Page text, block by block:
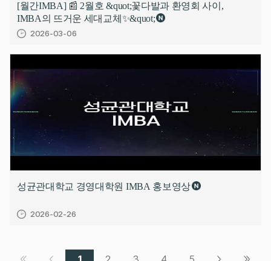
[월간IMBA] 📰 2월호 &quot;꽃다발과 환영회 사이,
IMBA의 뜨거운 세대교체✨&quot;
2026-03-06
성균관대학교 경영대학원 IMBA 홍보영상
2026-02-26